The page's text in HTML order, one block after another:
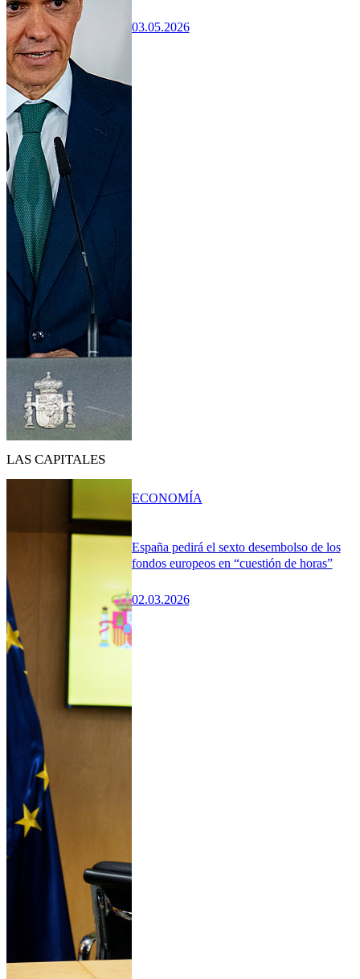
03.05.2026
LAS CAPITALES
España pedirá el sexto desembolso de los
fondos europeos en “cuestión de horas”
02.03.2026
ECONOMÍA